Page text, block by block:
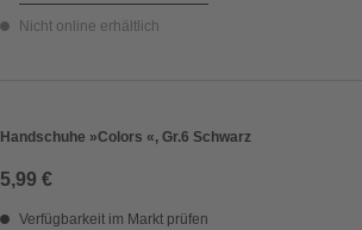
Nicht online erhältlich
Handschuhe »Colors «, Gr.6 Schwarz
5,99 €
Verfügbarkeit im Markt prüfen